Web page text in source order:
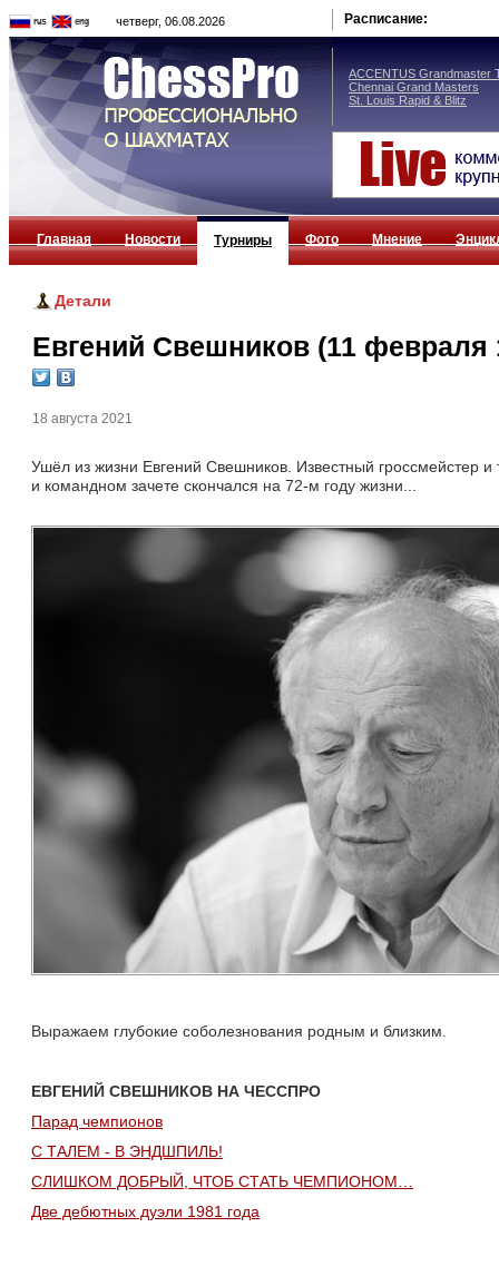
четверг, 06.08.2026 Расписание:
ACCENTUS Grandmaster
Chennai Grand Masters
St. Louis Rapid & Blitz
Главная Новости Турниры Фото Мнение
Детали
Евгений Свешников (11 февраля
18 августа 2021
Ушёл из жизни Евгений Свешников . Известный гроссмейстер
и командном зачете скончался на 72-м году жизни...
Выражаем глубокие соболезнования родным и близким.
ЕВГЕНИЙ СВЕШНИКОВ НА ЧЕССПРО
Парад чемпионов
С ТАЛЕМ - В ЭНДШПИЛЬ!
СЛИШКОМ ДОБРЫЙ, ЧТОБ СТАТЬ ЧЕМПИОНОМ…
Две дебютных дуэли 1981 года